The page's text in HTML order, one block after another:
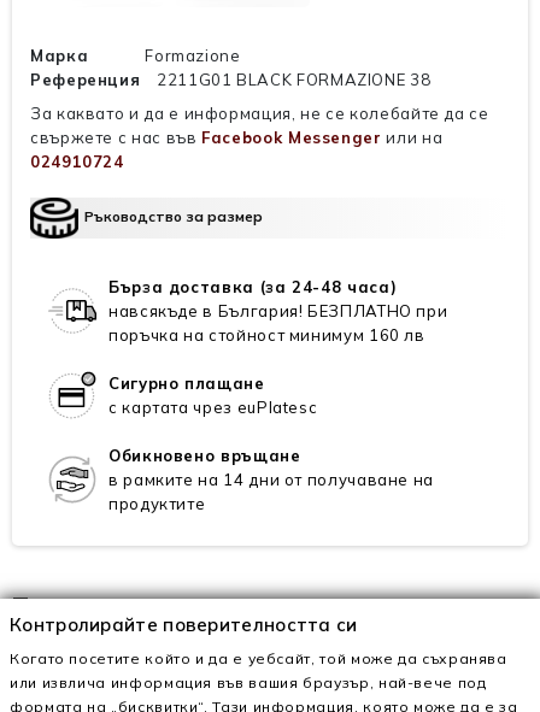
Марка
Formazione
Референция
2211G01 BLACK FORMAZIONE 38
За каквато и да е информация, не се колебайте да се
свържете с нас във Facebook Messenger или на
024910724
Ръководство за размер
Бърза доставка (за 24-48 часа)
навсякъде в България! БЕЗПЛАТНО при
поръчка на стойност минимум 160 лв
Сигурно плащане
с картата чрез euPlatesc
Обикновено връщане
в рамките на 14 дни от получаване на
продуктите
Техническо описание
Външен материал естествена кожа
Контролирайте поверителността си
Когато посетите който и да е уебсайт, той може да съхранява
или извлича информация във вашия браузър, най-вече под
формата на „бисквитки“. Тази информация, която може да е за